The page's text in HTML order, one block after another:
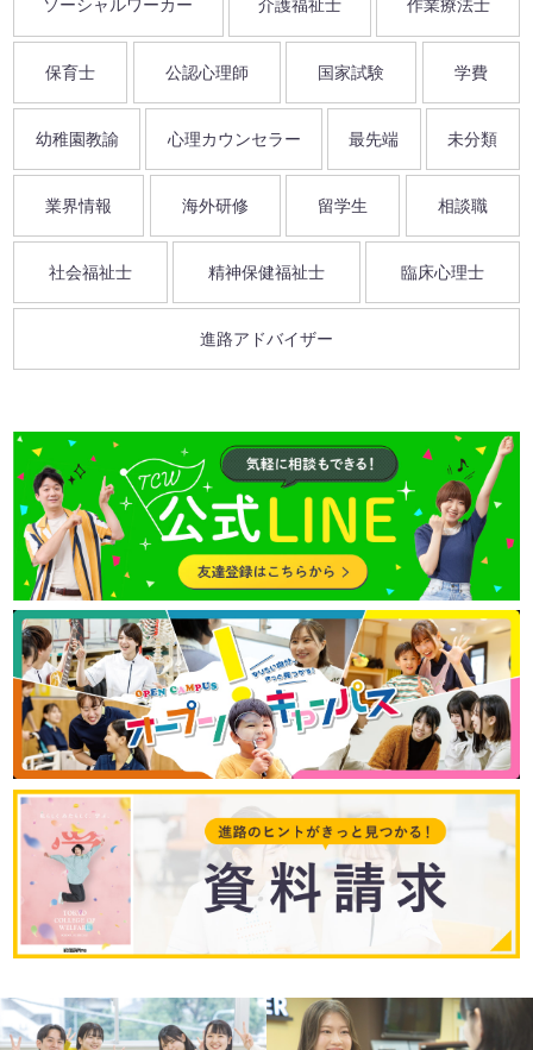
ソーシャルワーカー 介護福祉士 作業療法士
保育士 公認心理師 国家試験 学費
幼稚園教諭 心理カウンセラー 最先端 未分類
業界情報 海外研修 留学生 相談職
社会福祉士 精神保健福祉士 臨床心理士
進路アドバイザー